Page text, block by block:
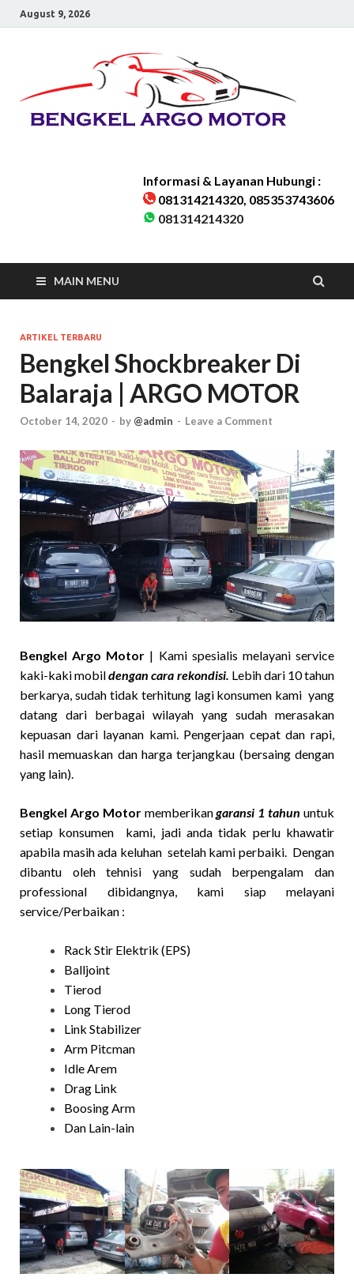
August 9, 2026
&
Informasi & Layanan Hubungi :
081314214320, 085353743606
081314214320
MAIN MENU
ARTIKEL TERBARU
Bengkel Shockbreaker Di
Balaraja | ARGO MOTOR
October 14, 2020 - by @admin - Leave a Comment
Bengkel Argo Motor | Kami spesialis melayani service
kaki-kaki mobildengan cara rekondisi. Lebih dari 10 tahun
berkarya, sudah tidak terhitung lagi konsumen kami yang
datang dari berbagai wilayah yang sudah merasakan
kepuasan dari layanan kami. Pengerjaan cepat dan rapi,
hasil memuaskan dan harga terjangkau (bersaing dengan
yang lain).
Bengkel Argo Motor memberikangaransi 1 tahun untuk
setiap konsumen kami, jadi anda tidak perlu khawatir
apabila masih ada keluhan setelah kami perbaiki. Dengan
dibantu oleh tehnisi yang sudah berpengalam dan
professional dibidangnya, kami siap melayani
service/Perbaikan :
Rack Stir Elektrik (EPS)
Balljoint
Tierod
Long Tierod
Link Stabilizer
Arm Pitcman
Idle Arem
Drag Link
Boosing Arm
Dan Lain-lain